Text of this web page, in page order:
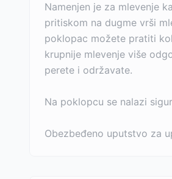
Namenjen je za mlevenje
pritiskom na dugme vrši
poklopac možete pratiti
krupnije mlevenje više
perete i održavate.
Na poklopcu se nalazi
Obezbeđeno uputstvo za